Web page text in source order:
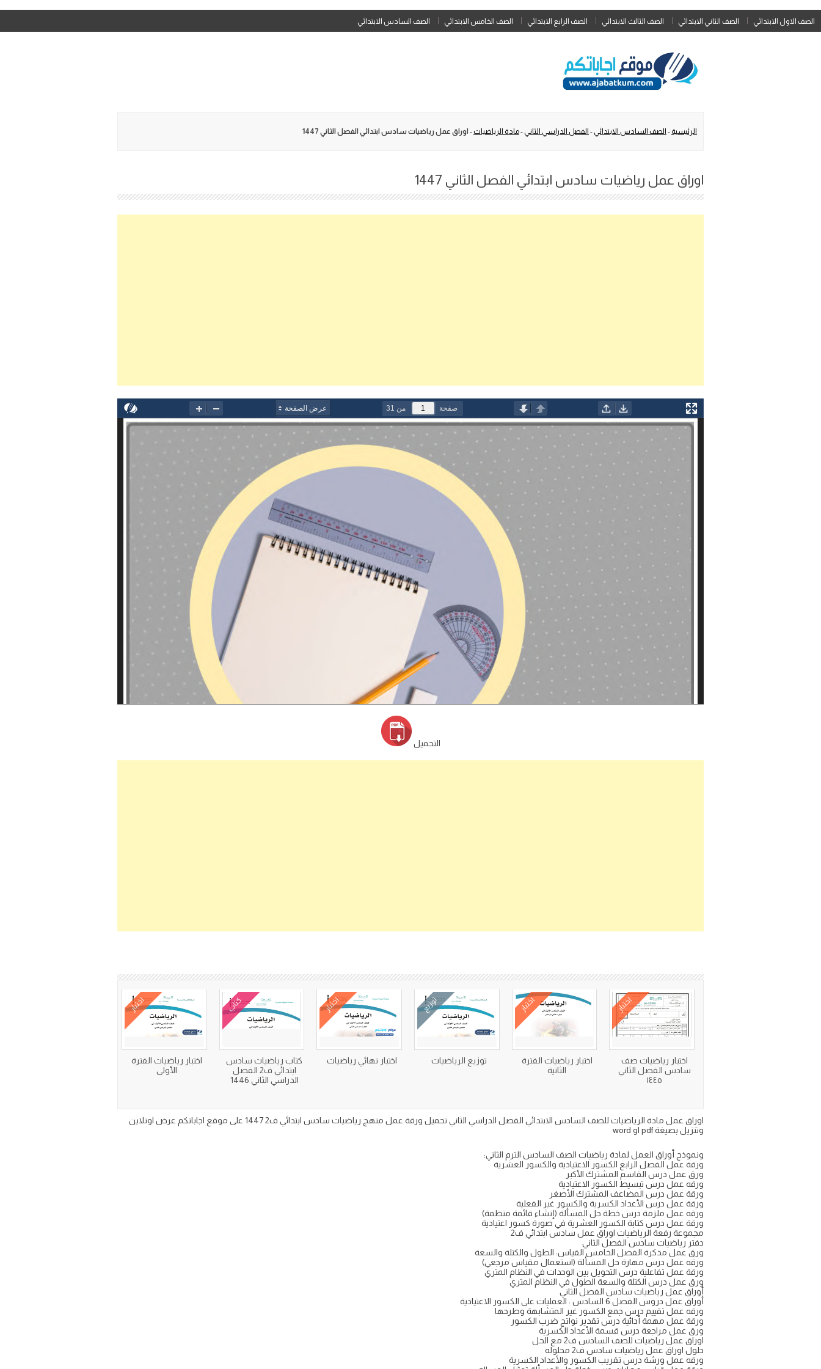
Skip
to
الصف الاول الابتدائي الصف الثاني الابتدائي الصف الثالث الابتدائي الصف الرابع الابتدائي الصف الخامس الابتدائي الصف السادس الابتدائي
الرئيسية - الصف السادس الابتدائي - الفصل الدراسي الثاني -مادة الرياضيات- اوراق عمل رياضيات سادس ابتدائي الفصل الثاني 1447
اوراق عمل رياضيات سادس ابتدائي الفصل الثاني 1447
التحميل
اختبار
اختبار رياضيات صف
سادس الفصل الثاني
١٤٤٥
اختبار
اختبار رياضيات الفترة
الثانية
توزيع
توزيع الرياضيات
اختبار
اختبار نهائي رياضيات
كتاب
كتاب رياضيات سادس
ابتدائي ف2 الفصل
الدراسي الثاني 1446
اختبار
اختبار رياضيات الفترة
الأولى
اوراق عمل مادة الرياضيات للصف السادس الابتدائي الفصل الدراسي الثاني تحميل ورقة عمل منهج رياضيات سادس ابتدائي ف2 1447 على موقع اجاباتكم عرض اونلاين
وتنزيل بصيغة pdf او word
ونموذج أوراق العمل لمادة رياضيات الصف السادس الترم الثاني:
ورقة عمل الفصل الرابع الكسور الاعتيادية والكسور العشرية
ورق عمل درس القاسم المشترك الأكبر
ورقه عمل درس تبسيط الكسور الاعتيادية
ورقة عمل درس المضاعف المشترك الأصغر
ورقة عمل درس الأعداد الكسرية والكسور غير الفعلية
ورقه عمل ملزمة درس خطة حل المسألة (إنشاء قائمة منظمة)
ورقة عمل درس كتابة الكسور العشرية في صورة كسور اعتيادية
مجموعة رفعة الرياضيات اوراق عمل سادس ابتدائي ف2
دفتر رياضيات سادس الفصل الثاني
ورق عمل مذكرة الفصل الخامس القياس: الطول والكتلة والسعة
ورقه عمل درس مهارة حل المسألة (استعمال مقياس مرجعي)
ورقة عمل تفاعلية درس التحويل بين الوحدات في النظام المتري
ورق عمل درس الكتلة والسعة الطول في النظام المتري
أوراق عمل رياضيات سادس الفصل الثاني
أوراق عمل دروس الفصل 6 السادس : العمليات على الكسور الاعتيادية
ورقه عمل تقييم درس جمع الكسور غير المتشابهة وطرحها
ورقة عمل مهمة أدائية درس تقدير نواتج ضرب الكسور
ورق عمل مراجعة درس قسمة الأعداد الكسرية
اوراق عمل رياضيات للصف السادس ف2 مع الحل
حلول اوراق عمل رياضيات سادس ف2 محلوله
ورقه عمل ورشة درس تقريب الكسور والأعداد الكسرية